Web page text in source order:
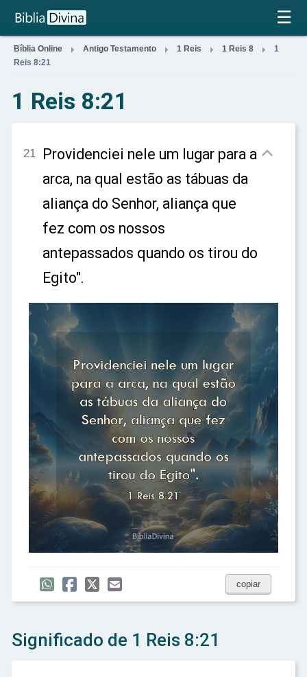
×
☰
Bíblia Online  Antigo Testamento  1 Reis  1 Reis 8 
1
Reis 8:21
1 Reis 8:21
21 Providenciei nele um lugar para a
arca, na qual estão as tábuas da
aliança do Senhor, aliança que
fez com os nossos
antepassados quando os tirou do
Egito".

copiar
Significado de 1 Reis 8:21